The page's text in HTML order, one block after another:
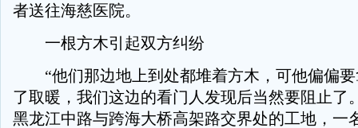
者送往海慈医院。
一根方木引起双方纠纷
“他们那边地上到处都堆着方木，可他偏偏要
了取暖，我们这边的看门人发现后当然要阻止了
黑龙江中路与跨海大桥高架路交界处的工地，一